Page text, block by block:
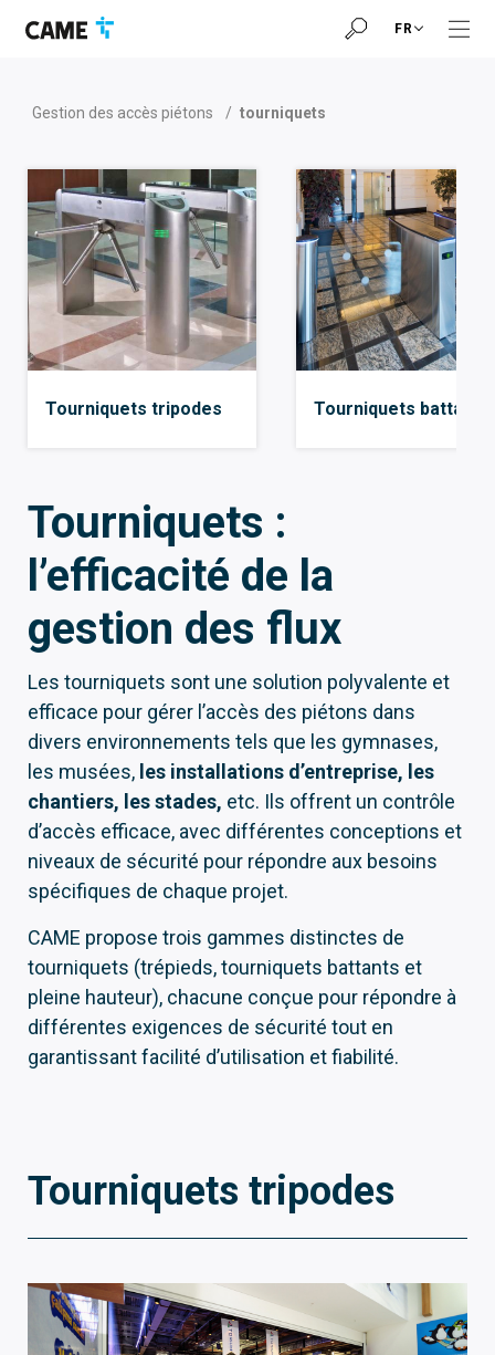
FR
Gestion des accès piétons / tourniquets
Tourniquets tripodes Tourniquets battants
Tourniquets :
l’efficacité de la
gestion des flux
Les tourniquets sont une solution polyvalente et
efficace pour gérer l’accès des piétons dans
divers environnements tels que les gymnases,
les musées, les installations d’entreprise, les
chantiers, les stades, etc. Ils offrent un contrôle
d’accès efficace, avec différentes conceptions et
niveaux de sécurité pour répondre aux besoins
spécifiques de chaque projet.
CAME propose trois gammes distinctes de
tourniquets (trépieds, tourniquets battants et
pleine hauteur), chacune conçue pour répondre à
différentes exigences de sécurité tout en
garantissant facilité d’utilisation et fiabilité.
Tourniquets tripodes